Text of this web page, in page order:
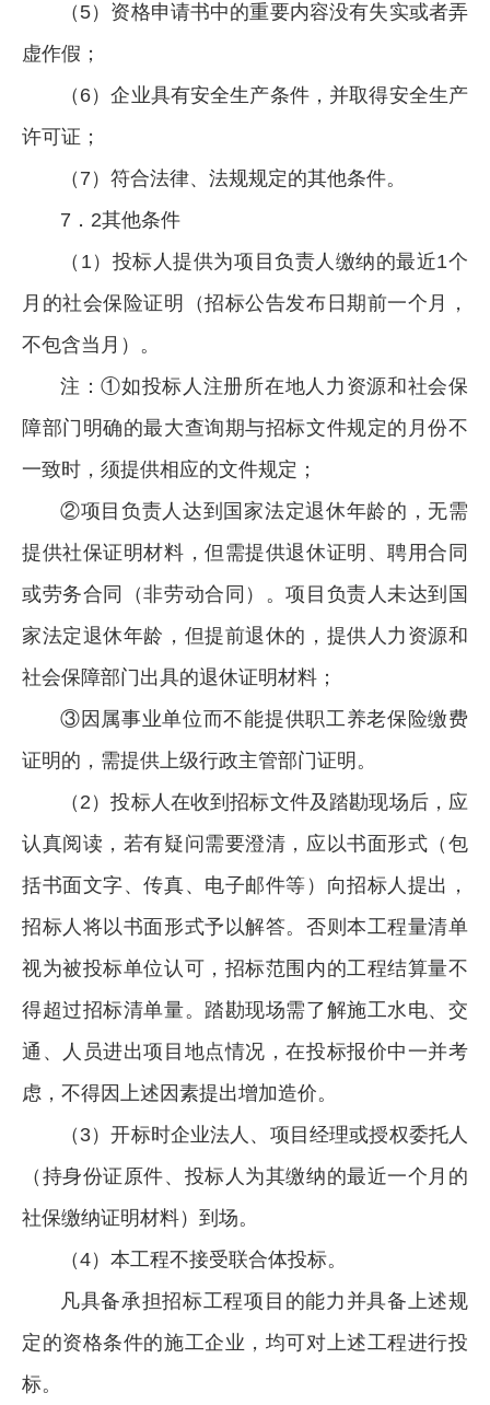
（5）资格申请书中的重要内容没有失实或者弄
虚作假；
（6）企业具有安全生产条件，并取得安全生产
许可证；
（7）符合法律、法规规定的其他条件。
7．2其他条件
（1）投标人提供为项目负责人缴纳的最近1个
月的社会保险证明（招标公告发布日期前一个月，
不包含当月）。
注：①如投标人注册所在地人力资源和社会保
障部门明确的最大查询期与招标文件规定的月份不
一致时，须提供相应的文件规定；
②项目负责人达到国家法定退休年龄的，无需
提供社保证明材料，但需提供退休证明、聘用合同
或劳务合同（非劳动合同）。项目负责人未达到国
家法定退休年龄，但提前退休的，提供人力资源和
社会保障部门出具的退休证明材料；
③因属事业单位而不能提供职工养老保险缴费
证明的，需提供上级行政主管部门证明。
（2）投标人在收到招标文件及踏勘现场后，应
认真阅读，若有疑问需要澄清，应以书面形式（包
括书面文字、传真、电子邮件等）向招标人提出，
招标人将以书面形式予以解答。否则本工程量清单
视为被投标单位认可，招标范围内的工程结算量不
得超过招标清单量。踏勘现场需了解施工水电、交
通、人员进出项目地点情况，在投标报价中一并考
虑，不得因上述因素提出增加造价。
（3）开标时企业法人、项目经理或授权委托人
（持身份证原件、投标人为其缴纳的最近一个月的
社保缴纳证明材料）到场。
（4）本工程不接受联合体投标。
凡具备承担招标工程项目的能力并具备上述规
定的资格条件的施工企业，均可对上述工程进行投
标。